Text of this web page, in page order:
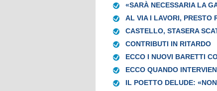
«SARÀ NECESSARIA LA
AL VIA I LAVORI, PRESTO
CASTELLO, STASERA
CONTRIBUTI IN RITARDO
ECCO I NUOVI BARETTI
ECCO QUANDO
IL POETTO DELUDE: